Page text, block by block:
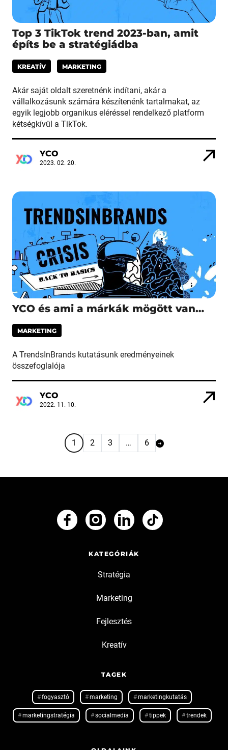
Top 3 TikTok trend 2023-ban, amit
építs be a stratégiádba
KREATÍV MARKETING
Akár saját oldalt szeretnénk indítani, akár a
vállalkozásunk számára készítenénk tartalmakat, az
egyik legjobb organikus eléréssel rendelkező platform
kétségkívül a TikTok.
YCO
2023. 02. 20.
YCO és ami a márkák mögött van…
MARKETING
A TrendsInBrands kutatásunk eredményeinek
összefoglalója
YCO
2022. 11. 10.
1 2 3 … 6
KATEGÓRIÁK
Stratégia
Marketing
Fejlesztés
Kreatív
TAGEK
fogyasztó marketing marketingkutatás
marketingstratégia socialmedia tippek trendek